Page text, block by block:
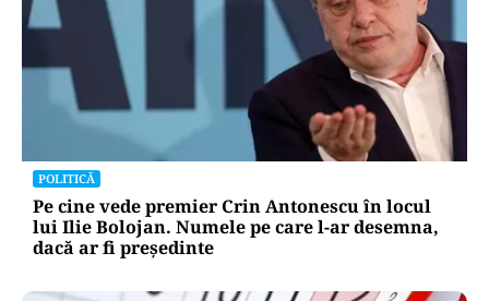
POLITICĂ
Pe cine vede premier Crin Antonescu în locul
lui Ilie Bolojan. Numele pe care l-ar desemna,
dacă ar fi președinte